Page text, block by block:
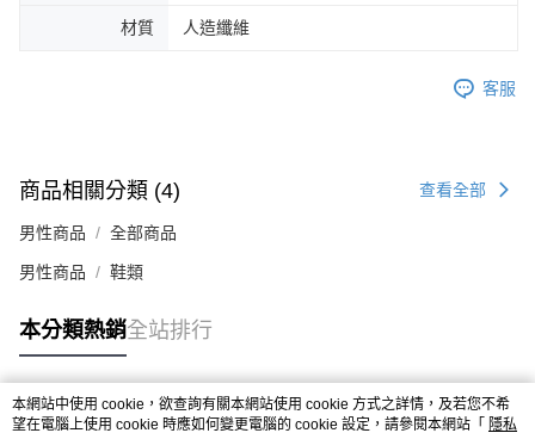
材質 人造纖維
客服
商品相關分類 (4) 查看全部
男性商品 全部商品
男性商品 鞋類
本分類熱銷全站排行
熱門標籤
本網站中使用 cookie，欲查詢有關本網站使用 cookie 方式之詳情，及若您不希
望在電腦上使用 cookie 時應如何變更電腦的 cookie 設定，請參閱本網站「 隱私